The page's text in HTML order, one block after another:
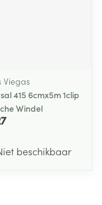
Viegas
415 6cmx5m 1clip
Windel
beschikbaar